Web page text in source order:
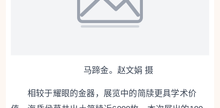
马蹄金。赵文娟 摄
相较于耀眼的金器，展览中的简牍更具学术价